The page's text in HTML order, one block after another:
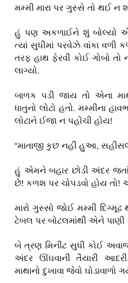
મમ્મી મારા પર ગુસ્સે તો થઈ ન
હું પણ અકળાઈને શું બોલ્યો
ત્યાં સુધીમાં પરવેઝે વાંકા વળી
તરફ હાથ ફેરવી કોઈ ગોબો
લાગ્યો.
બાળક પડી જાય તો એના
ધાતુનો લોટો હતો. મમ્મીના
લોટાને ઈજા ન પહોંચી હોય!
“માતાજી કુછ નહીં હુઆ,
હું એમને બહાર છોડી અંદર
છે! કળશ પર ચોપડવો હોય તો!
મારો ગુસ્સો જોઈ મમ્મી
ટેબલ પર બોટલમાંથી એને
બે ત્રણ મિનીટ સુધી કોઈ
અંદર ઊંઘવાની તૈયારી
માથાનો દુખાવા જેવો ઘોડાવાળો